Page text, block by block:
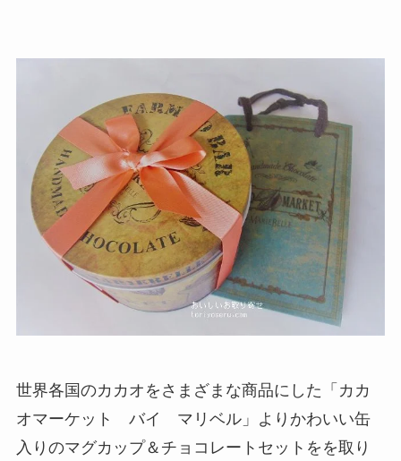
世界各国のカカオをさまざまな商品にした「カカ
オマーケット バイ マリベル」よりかわいい缶
入りのマグカップ＆チョコレートセットをを取り